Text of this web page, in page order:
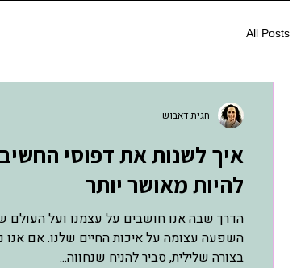
All Posts
איך לשנות את דפוסי
להיות מאושר יותר
הדרך שבה אנו חושבים על עצמנו ועל העולם
השפעה עצומה על איכות החיים שלנו. אם אנו
בצורה שלילית, סביר להניח שנחווה...
חגית דאבוש